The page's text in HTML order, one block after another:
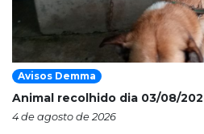
Avisos Demma
Animal recolhido dia 03/08/
4 de agosto de 2026